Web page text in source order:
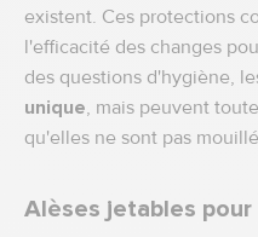
existent. Ces protections
l'efficacité des changes
des questions d'hygiène,
unique, mais peuvent
qu'elles ne sont pas
Alèses jetables